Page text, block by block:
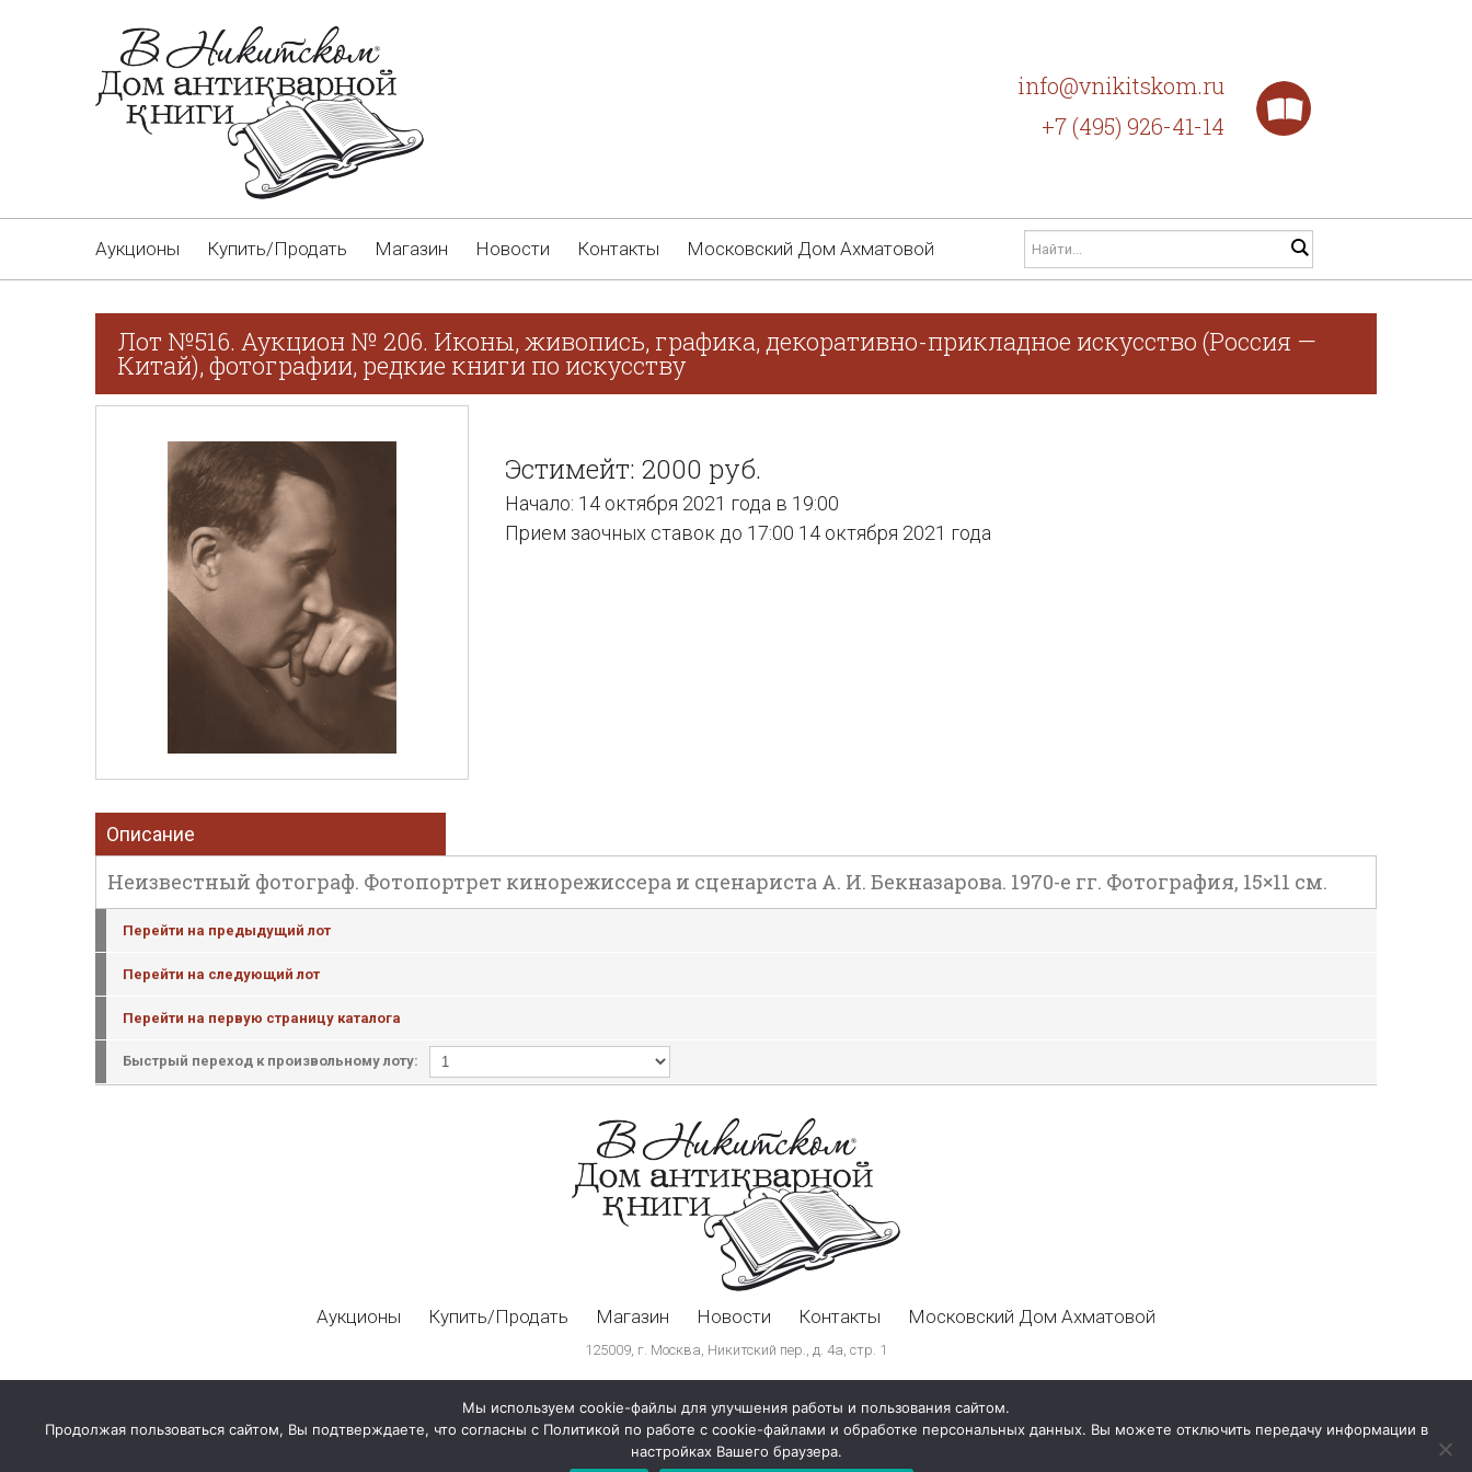
info@vnikitskom.ru
+7 (495) 926-41-14
Аукционы Купить/Продать Магазин Новости Контакты Московский Дом Ахматовой
Лот №516. Аукцион № 206. Иконы, живопись, графика, декоративно-прикладное искусство (Россия —
Китай), фотографии, редкие книги по искусству
Эстимейт: 2000 руб.
Начало: 14 октября 2021 года в 19:00
Прием заочных ставок до 17:00 14 октября 2021 года
Описание
Неизвестный фотограф. Фотопортрет кинорежиссера и сценариста А. И. Бекназарова. 1970-е гг. Фотография, 15×11 см.
Перейти на предыдущий лот
Перейти на следующий лот
Перейти на первую страницу каталога
Быстрый переход к произвольному лоту:
Аукционы Купить/Продать Магазин Новости Контакты Московский Дом Ахматовой
125009, г. Москва, Никитский пер., д. 4а, стр. 1
Мы используем cookie-файлы для улучшения работы и пользования сайтом.
Продолжая пользоваться сайтом, Вы подтверждаете, что согласны с Политикой по работе с cookie-файлами и обработке персональных данных. Вы можете отключить передачу информации в
настройках Вашего браузера.